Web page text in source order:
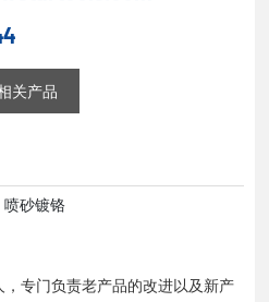
关产品
喷砂镀铬
专门负责老产品的改进以及新产